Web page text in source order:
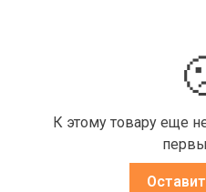
К этому товару еще